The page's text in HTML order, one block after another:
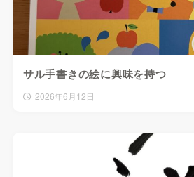
サル手書きの絵に興味を持つ
2026年6月12日